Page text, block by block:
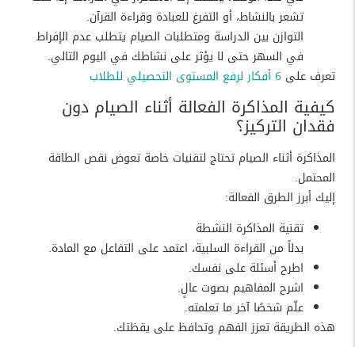
تشعر بالنشاط، أو التفرغ للعبادة وقراءة القرآن.
التوازن بين الدراسة ومتطلبات الصيام يتطلب عدم الإفراط
في السهر حتى لا يؤثر على نشاطك في اليوم التالي.
تعرف على
كيفية المذاكرة الفعالة أثناء الصيام دون
فقدان التركيز؟
المذاكرة أثناء الصيام تحتاج لتقنيات خاصة تعوض نقص الطاقة
المحتمل.
إليك أبرز الطرق الفعالة:
تقنية المذاكرة النشطة
بدلاً من القراءة السلبية، اعتمد على التفاعل مع المادة.
اطرح أسئلة على نفسك.
اشرح المفاهيم بصوت عالٍ.
علّم شخصًا آخر ما تعلمته.
هذه الطريقة تعزز الفهم وتحافظ على يقظتك.